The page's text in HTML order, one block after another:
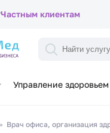
Частным клиентам
Управление
Врач офиса, организация